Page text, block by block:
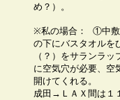
め？）。
※私の場合： ①中敷
の下にバスタオルを
（？）をサランラ
に空気穴が必要、空
開けてくれる。
成田→ＬＡＸ間は１